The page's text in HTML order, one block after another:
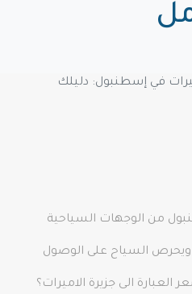
في إسطنبول: دليلك
من الوجهات السياحية
ويحرص السياح على الوصول
الى جزيرة الاميرات؟